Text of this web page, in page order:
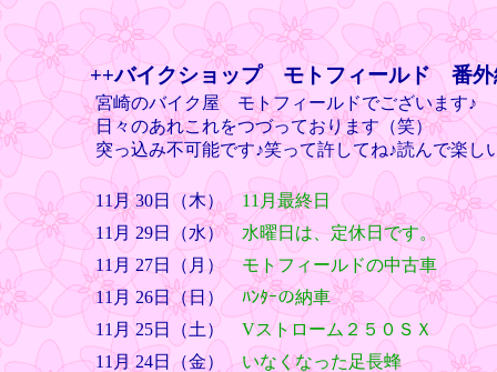
++バイクショップ モトフィールド 番外
宮崎のバイク屋 モトフィールドでございます♪
日々のあれこれをつづっております（笑）
突っ込み不可能です♪笑って許してね♪読んで楽し
11月 30日（木）
11月最終日
11月 29日（水）
水曜日は、定休日です。
11月 27日（月）
モトフィールドの中古車
11月 26日（日）
ﾊﾝﾀｰの納車
11月 25日（土）
Vストローム２５０ＳＸ
11月 24日（金）
いなくなった足長蜂